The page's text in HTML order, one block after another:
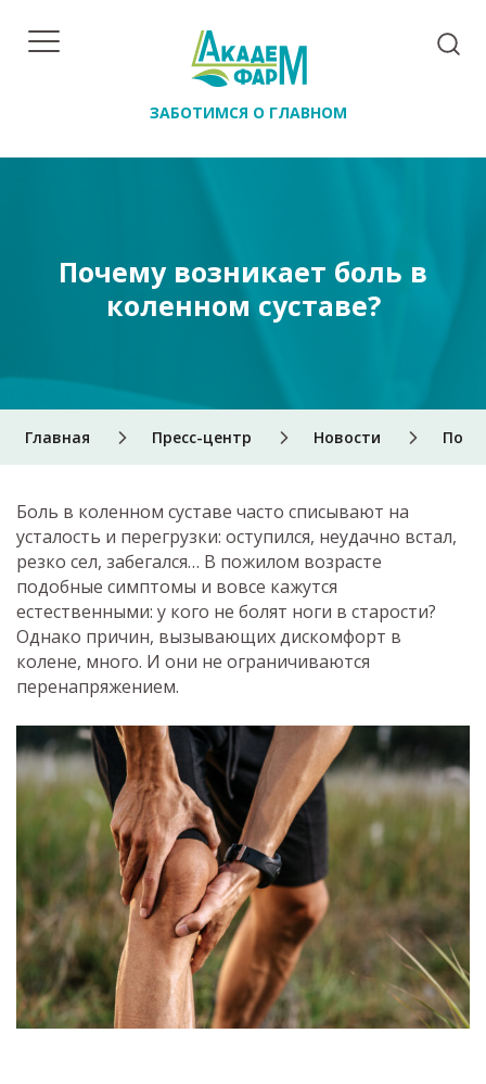
ЗАБОТИМСЯ О ГЛАВНОМ
Главная Пресс-центр Новости
Почему возникает боль в
коленном суставе?
Боль в коленном суставе часто списывают на
усталость и перегрузки: оступился, неудачно встал,
резко сел, забегался… В пожилом возрасте
подобные симптомы и вовсе кажутся
естественными: у кого не болят ноги в старости?
Однако причин, вызывающих дискомфорт в
колене, много. И они не ограничиваются
перенапряжением.